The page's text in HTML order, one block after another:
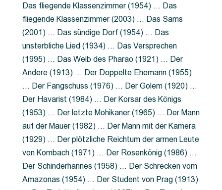
Das fliegende Klassenzimmer (1954) … Das
fliegende Klassenzimmer (2003) … Das Sams
(2001) … Das sündige Dorf (1954) … Das
unsterbliche Lied (1934) … Das Versprechen
(1995) … Das Weib des Pharao (1921) … Der
Andere (1913) … Der Doppelte Ehemann (1955)
… Der Fangschuss (1976) … Der Golem (1920) …
Der Havarist (1984) … Der Korsar des Königs
(1953) … Der letzte Mohikaner (1965) … Der Mann
auf der Mauer (1982) … Der Mann mit der Kamera
(1929) … Der plötzliche Reichtum der armen Leute
von Kombach (1971) … Der Rosenkönig (1986) …
Der Schinderhannes (1958) … Der Schrecken vom
Amazonas (1954) … Der Student von Prag (1913)